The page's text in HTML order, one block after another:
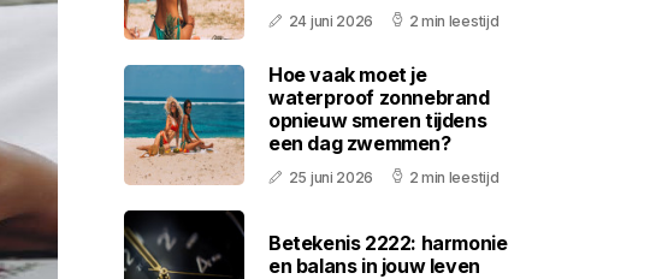
24 juni 2026 2 min leestijd
Hoe vaak moet je
waterproof zonnebrand
opnieuw smeren tijdens
een dag zwemmen?
25 juni 2026 2 min leestijd
Betekenis 2222: harmonie
en balans in jouw leven